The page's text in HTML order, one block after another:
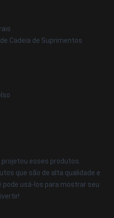
Cadeia de Suprimentos
esses produtos.
que são de alta qualidade e
usá-los para mostrar seu